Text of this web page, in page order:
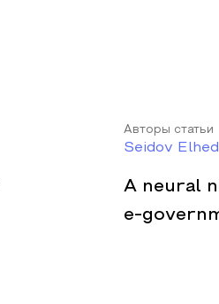
Авторы статьи
Seidov
A neural
e-